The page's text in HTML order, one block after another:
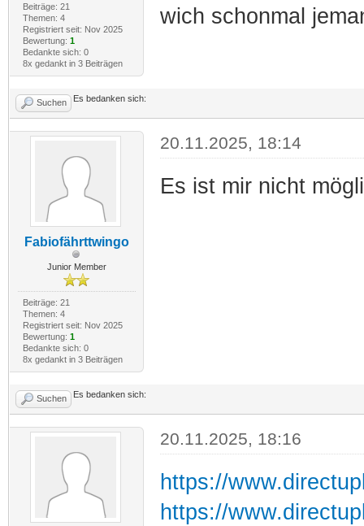
Beiträge: 21
Themen: 4
Registriert seit: Nov 2025
Bewertung: 1
Bedankte sich: 0
8x gedankt in 3 Beiträgen
wich schonmal
Suchen Es bedanken sich:
Fabiofährttwingo
Junior Member
Beiträge: 21
Themen: 4
Registriert seit: Nov 2025
Bewertung: 1
Bedankte sich: 0
8x gedankt in 3 Beiträgen
20.11.2025, 18:14
Es ist mir nicht
Suchen Es bedanken sich:
20.11.2025, 18:16
https://
https://